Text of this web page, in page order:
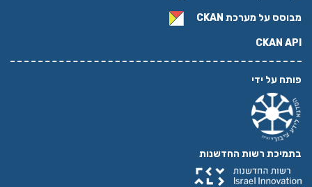
מבוסס על מערכת CKAN
CKAN API
פותח על ידי
בתמיכת רשות החדשנות